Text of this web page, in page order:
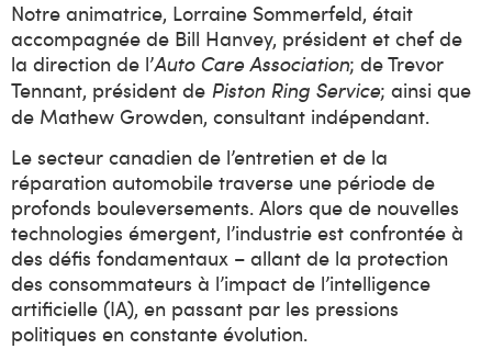
Notre animatrice, Lorraine Sommerfeld, était
accompagnée de Bill Hanvey, président et chef de
la direction de l’Auto Care Association; de Trevor
Tennant, président de Piston Ring Service; ainsi que
de Mathew Growden, consultant indépendant.
Le secteur canadien de l’entretien et de la
réparation automobile traverse une période de
profonds bouleversements. Alors que de nouvelles
technologies émergent, l’industrie est confrontée à
des défis fondamentaux – allant de la protection
des consommateurs à l’impact de l’intelligence
artificielle (IA), en passant par les pressions
politiques en constante évolution.